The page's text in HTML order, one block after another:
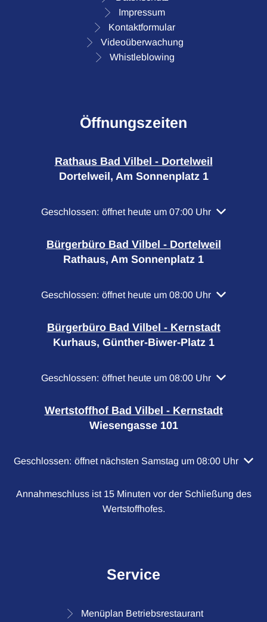
Impressum
Kontaktformular
Videoüberwachung
Whistleblowing
Öffnungszeiten
Rathaus Bad Vilbel - Dortelweil
Dortelweil, Am Sonnenplatz 1
Klicken, um weitere Öffnungs- oder Schließzeiten
Geschlossen: öffnet heute um 07:00 Uhr
Bürgerbüro Bad Vilbel - Dortelweil
Rathaus, Am Sonnenplatz 1
Klicken, um weitere Öffnungs- oder Schließzeiten
Geschlossen: öffnet heute um 08:00 Uhr
Bürgerbüro Bad Vilbel - Kernstadt
Kurhaus, Günther-Biwer-Platz 1
Klicken, um weitere Öffnungs- oder Schließzeiten
Geschlossen: öffnet heute um 08:00 Uhr
Wertstoffhof Bad Vilbel - Kernstadt
Wiesengasse 101
Klicken, um weitere Öffnungs- oder Schließzeiten
Geschlossen: öffnet nächsten Samstag um 08:00 Uhr
Annahmeschluss ist 15 Minuten vor der Schließung des
Wertstoffhofes.
Service
Menüplan Betriebsrestaurant